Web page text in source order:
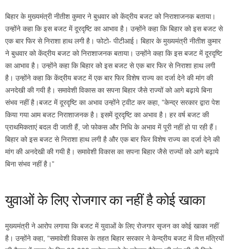
बिहार के मुख्यमंत्री नीतीश कुमार ने बुधवार को केंद्रीय बजट को निराशाजनक बताया।
उन्होंने कहा कि इस बजट में दूरदृष्टि का आभाव है। उन्होंने कहा कि बिहार को इस बजट से
एक बार फिर से निराशा हाथ लगी है। फोटो- पीटीआई। बिहार के मुख्यमंत्री नीतीश कुमार
ने बुधवार को केंद्रीय बजट को निराशाजनक बताया। उन्होंने कहा कि इस बजट में दूरदृष्टि
का आभाव है। उन्होंने कहा कि बिहार को इस बजट से एक बार फिर से निराशा हाथ लगी
है। उन्होंने कहा कि केंद्रीय बजट में एक बार फिर विशेष राज्य का दर्जा देने की मांग की
अनदेखी की गयी है। समावेशी विकास का सपना बिहार जैसे राज्यों को आगे बढ़ाये बिना
संभव नहीं है।बजट में दूरदृष्टि का अभाव उन्होंने ट्वीट कर कहा, ”केन्द्र सरकार द्वारा पेश
किया गया आम बजट निराशाजनक है। इसमें दूरदृष्टि का अभाव है। हर वर्ष बजट की
प्राथमिकताएं बदल दी जाती हैं, जो फोकस और निधि के अभाव में पूरी नहीं हो पा रही हैं।
बिहार को इस बजट से निराशा हाथ लगी है और एक बार फिर विशेष राज्य का दर्जा देने की
मांग की अनदेखी की गयी है। समावेशी विकास का सपना बिहार जैसे राज्यों को आगे बढ़ाये
बिना संभव नहीं है।”
युवाओं के लिए रोजगार का नहीं है कोई खाका
मुख्यमंत्री ने आरोप लगाया कि बजट में युवाओं के लिए रोजगार सृजन का कोई खाका नहीं
है। उन्होंने कहा, “समावेशी विकास के तहत बिहार सरकार ने केन्द्रीय बजट में वित्त मंत्रियों